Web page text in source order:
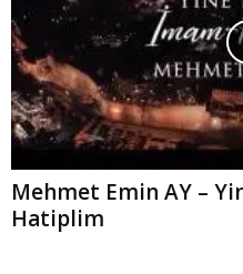
Mehmet Emin AY –
Hatiplim